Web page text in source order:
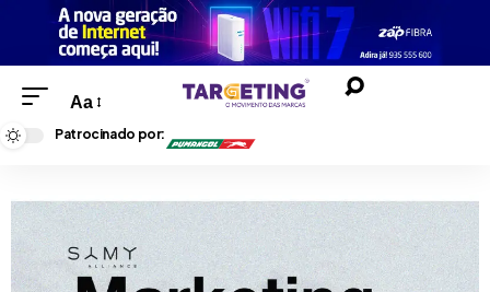
Aa
Patrocinado por: